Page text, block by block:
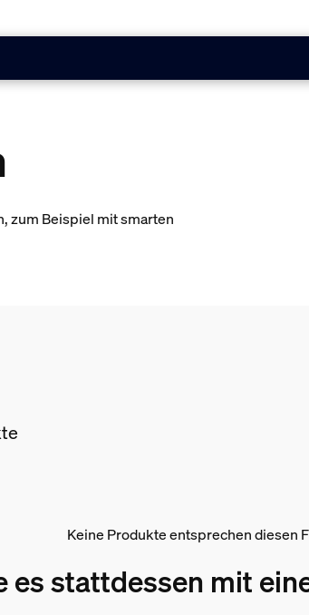
zum Beispiel mit smarten
Keine Produkte entsprechen diesen
es stattdessen mit